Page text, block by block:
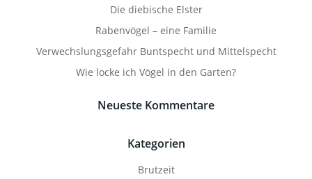
Die diebische Elster
Rabenvögel – eine Familie
Verwechslungsgefahr Buntspecht und Mittelspecht
Wie locke ich Vögel in den Garten?
Neueste Kommentare
Kategorien
Brutzeit